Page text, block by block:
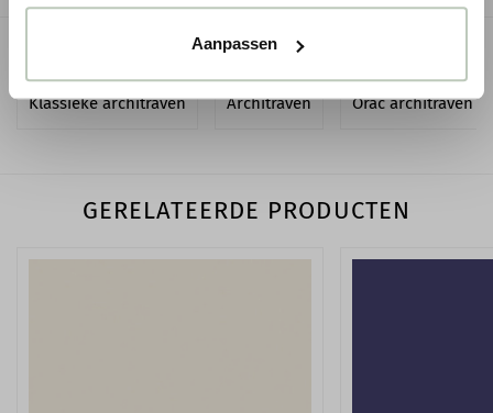
Aanpassen
GERELATEERDE PAGINA'S
Klassieke architraven Architraven Orac architraven
GERELATEERDE PRODUCTEN